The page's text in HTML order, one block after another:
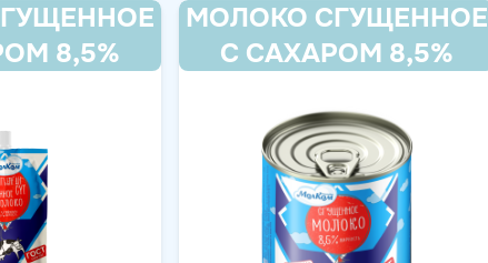
8,5%
МОЛОКО СГУЩЕННОЕ
С САХАРОМ 8,5%